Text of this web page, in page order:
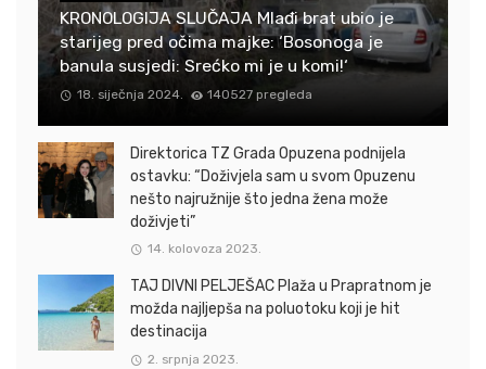
KRONOLOGIJA SLUČAJA Mlađi brat ubio je
starijeg pred očima majke: ‘Bosonoga je
banula susjedi: Srećko mi je u komi!‘
18. siječnja 2024. 140527 pregleda
Direktorica TZ Grada Opuzena podnijela
ostavku: “Doživjela sam u svom Opuzenu
nešto najružnije što jedna žena može
doživjeti”
14. kolovoza 2023.
TAJ DIVNI PELJEŠAC Plaža u Prapratnom je
možda najljepša na poluotoku koji je hit
destinacija
2. srpnja 2023.